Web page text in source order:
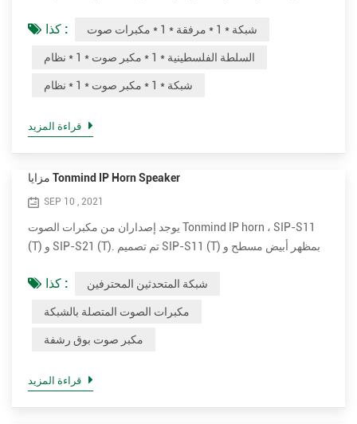
أو * 1 * مجدول * 1 * صوت * 1 * رسائل * 1 * إلى تشغيل * 1 * خلفية
* 1 * موسيقى ، * 1 * إعلانات سنوية ، * 1 * أمان * 1 * أو * 1 * حريق
يك...
كذا : شبكة * 1 * مرفقة * 1 * مكبرات صوت
السلطة الفلسطينية * 1 * مكبر صوت * 1 * نظام
شبكة * 1 * مكبر صوت * 1 * نظام
قراءة المزيد
مزايا Tonmind IP Horn Speaker
SEP 10 , 2021
يوجد إصداران من مكبرات الصوت Tonmind IP horn ، SIP-S11
(T) و SIP-S21 (T). تم تصميم SIP-S11 (T) بمظهر أبيض مسطح و
مكبر صوت اختياري بقدرة 15 وات و 30 وات. التوصيل والبث. سهل
التركيب مكبرات الصوت الخارجية ذات القرن IP بسيطة جدًا للتثبيت.
كذا : شبكة المتحدثين المحترفين
مكبرات الصوت المتصلة بالشبكة
مكبر صوت بوق رشفة
قراءة المزيد